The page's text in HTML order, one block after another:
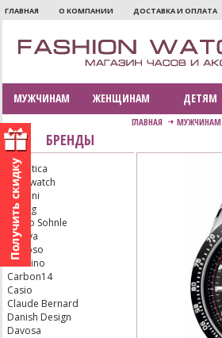
ГЛАВНАЯ О КОМПАНИИ ДОСТАВКА И ОПЛАТА
МУЖЧИНАМ ЖЕНЩИНАМ ДЕТЯМ
ГЛАВНАЯ МУЖЧИНАМ
БРЕНДЫ
Adriatica
Aerowatch
Armani
Bering
Bruno Sohnle
Bulova
Calypso
Candino
Carbon14
Casio
Claude Bernard
Danish Design
Davosa